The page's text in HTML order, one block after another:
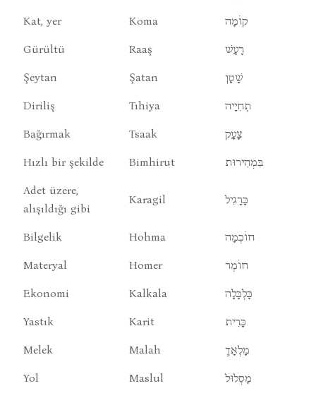
Kat, yer Koma קוֹמָה
Gürültü Raaş רָעָשׁ
Şeytan Şatan שָׁטָן
Diriliş Tıhiya תְחִיָיה
Bağırmak Tsaak צָעָק
Hızlı bir şekilde Bimhirut בִּמְהִירוּת
Adet üzere,
alışıldığı gibi
Karagil כָּרָגִיל
Bilgelik Hohma חוֹכְמָה
Materyal Homer חוֹמֶר
Ekonomi Kalkala כָּלְכָּלָה
Yastık Karit כָּרִית
Melek Malah מָלְאָךְ
Yol Maslul מָסְלוּל